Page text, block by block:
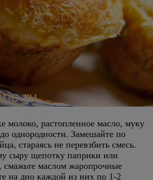
молоко, растопленное масло, муку
однородности. Замешайте по
стараясь не перевзбить смесь.
сыру щепотку паприки или
смажьте маслом жаропрочные
на дно каждой из них по 1-2